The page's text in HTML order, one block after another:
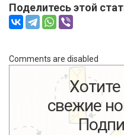
Поделитесь этой
Comments are disabled
свежие